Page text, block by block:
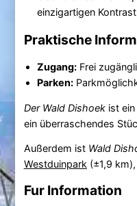
einzigartigen
Praktische
Zugang:Frei
Parken:
Der Wald Dishoekist ein
ein überraschendes
Außerdem ist Wald
Westduinpark (±1,9 km),
Fur Information